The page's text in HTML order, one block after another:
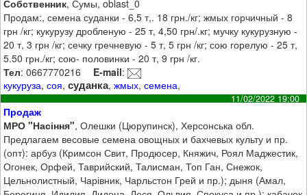
Собственник, Сумы, oblast_0
Продам:, семена суданки - 6,5 т,. 18 грн./кг; жмых горчичный - 8
грн /кг; кукурузу дробленую - 25 т, 4,50 грн/.кг; мучку кукурузную -
20 т, 3 грн /кг; сечку гречневую - 5 т, 5 грн /кг; сою горелую - 25 т,
5.50 грн./кг; сою- половинки - 20 т, 9 грн /кг.
Тел: 0667770216 E-mail:
кукуруза,соя,суданка,жмых,семена,
11/02/2022 19:00
Продаж
МРО "Насіння", Олешки (Цюрупинск), Херсонська обл.
Предлагаем весовые семена овощных и бахчевых культу и пр.
(опт): арбуз (Кримсон Свит, Продюсер, Княжич, Роял Маджестик,
Огонек, Орфей, Таврийский, Талисман, Топ Ган, Снежок,
Цельнолистный, Чарівник, Чарльстон Грей и пр.); дыня (Амал,